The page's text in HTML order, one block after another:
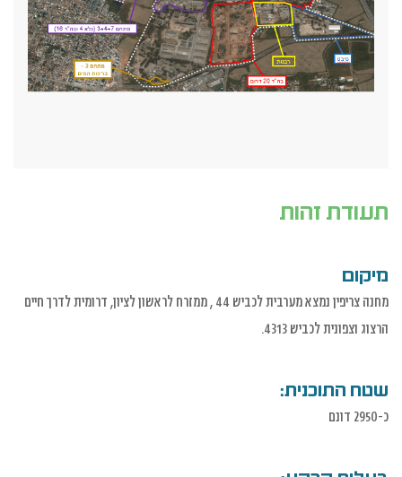
תעודת זהות
מיקום
מחנה צריפין נמצא מערבית לכביש 44 , ממזרח לראשון לציון, דרומית לדרך חיים
הרצוג וצפונית לכביש 4313.
שטח התוכנית:
כ-2950 דונם